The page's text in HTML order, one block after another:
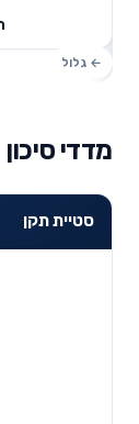
מדדי סיכון
סטיית תקן